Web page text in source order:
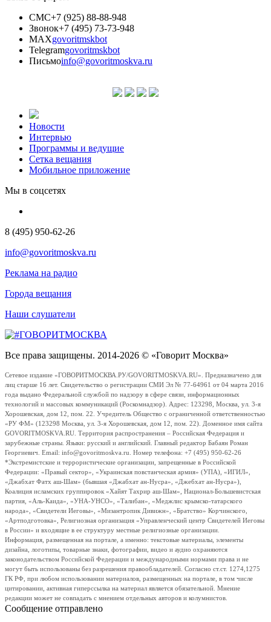
СМС+7 (925) 88-88-948
Звонок+7 (495) 73-73-948
MAXgovoritmskbot
Telegramgovoritmskbot
Письмоinfo@govoritmoskva.ru
Новости
Интервью
Программы и ведущие
Сетка вещания
Мобильное приложение
Мы в соцсетях
8 (495) 950-62-26
info@govoritmoskva.ru
Реклама на радио
Города вещания
Наши слушатели
Все права защищены. 2014-2026 © «Говорит Москва»
Сетевое издание «ГОВОРИТМОСКВА.РУ/GOVORITMOSKVA.RU». Предназначено для
лиц старше 16 лет. Свидетельство о регистрации СМИ Эл № 77-64961 от 04 марта 2016
года выдано Федеральной службой по надзору в сфере связи, информационных
технологий и массовых коммуникаций (Роскомнадзор). Адрес: 123298, Москва, ул. 3-я
Хорошевская, дом 12, пом. 22. Учредитель Общество с ограниченной ответственностью
«РУ ФМ» (123298 Москва, ул. 3-я Хорошевская, дом 12, пом. 22). Доменное имя сайта
GOVORITMOSKVA.RU. Территория распространения – Российская Федерация и
зарубежные страны. Языки: русский и английский. Главный редактор Бабаян Роман
Георгиевич. Email: info@govoritmoskva.ru. Номер телефона: +7 (495) 950-62-26
*Экстремистские и террористические организации, запрещенные в Российской
Федерации: «Правый сектор», «Украинская повстанческая армия» (УПА), «ИГИЛ»,
«Джабхат Фатх аш-Шам» (бывшая «Джабхат ан-Нусра», «Джебхат ан-Нусра»),
Коалиция исламских группировок «Хайят Тахрир аш-Шам», Национал-Большевистская
партия, «Аль-Каида», «УНА-УНСО», «Талибан», «Меджлис крымско-татарского
народа», «Свидетели Иеговы», «Мизантропик Дивижн», «Братство» Корчинского,
«Артподготовка», Религиозная организация «Управленческий центр Свидетелей Иеговы
в России» и входящие в ее структуру местные религиозные организации.
Информация, размещенная на портале, а именно: текстовые материалы, элементы
дизайна, логотипы, товарные знаки, фотографии, видео и аудио охраняются
законодательством Российской Федерации и международными нормами права и не
могут быть использованы без разрешения правообладателей. Согласно ст.ст. 1274,1275
ГК РФ, при любом использовании материалов, размещенных на портале, в том числе
цитировании, активная гиперссылка на материал является обязательной. Мнение
редакции может не совпадать с мнением отдельных авторов и колумнистов.
Сообщение отправлено